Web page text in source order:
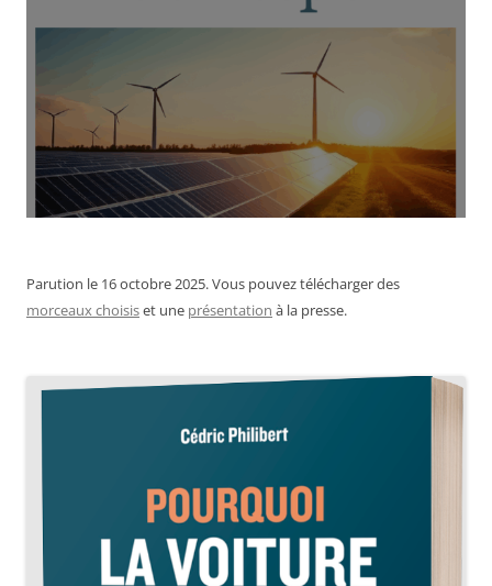
Parution le 16 octobre 2025. Vous pouvez télécharger des
morceaux choisiset une présentation à la presse.